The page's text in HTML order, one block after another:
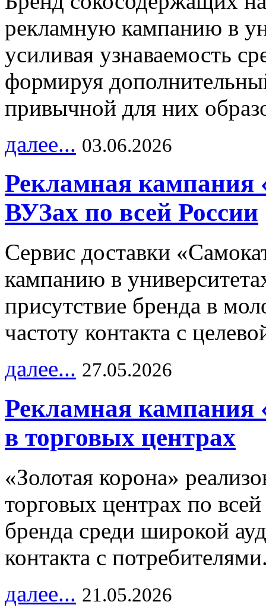
рекламную кампанию в
усиливая узнаваемость
формируя
привычной для них
далее... 03.06.2026
Рекламная кампания
ВУЗах по всей России
Сервис доставки
кампанию в
присутствие бренда в
частоту контакта с
далее... 27.05.2026
Рекламная кампания
в торговых центрах
«Золотая корона»
торговых центрах по
бренда среди широкой
контакта с
далее... 21.05.2026